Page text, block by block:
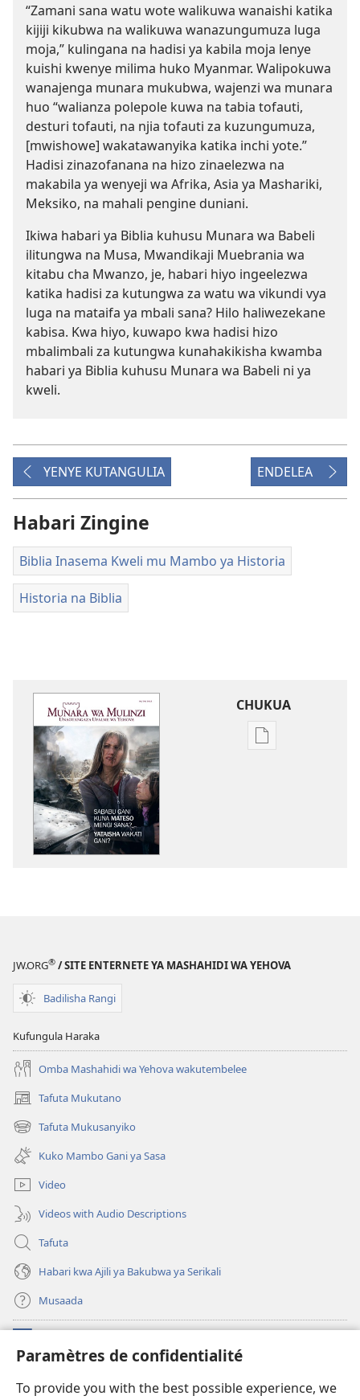
Paramètres de confidentialité
To provide you with the best possible experience, we
“Zamani sana watu wote walikuwa wanaishi katika
kijiji kikubwa na walikuwa wanazungumuza luga
moja,” kulingana na hadisi ya kabila moja lenye
kuishi kwenye milima huko Myanmar. Walipokuwa
wanajenga munara mukubwa, wajenzi wa munara
huo “walianza polepole kuwa na tabia tofauti,
desturi tofauti, na njia tofauti za kuzungumuza,
[mwishowe] wakatawanyika katika inchi yote.”
Hadisi zinazofanana na hizo zinaelezwa na
makabila ya wenyeji wa Afrika, Asia ya Mashariki,
Meksiko, na mahali pengine duniani.
Ikiwa habari ya Biblia kuhusu Munara wa Babeli
ilitungwa na Musa, Mwandikaji Muebrania wa
kitabu cha Mwanzo, je, habari hiyo ingeelezwa
katika hadisi za kutungwa za watu wa vikundi vya
luga na mataifa ya mbali sana? Hilo haliwezekane
kabisa. Kwa hiyo, kuwapo kwa hadisi hizo
mbalimbali za kutungwa kunahakikisha kwamba
habari ya Biblia kuhusu Munara wa Babeli ni ya
kweli.
YENYE KUTANGULIA ENDELEA
Habari Zingine
Biblia Inasema Kweli mu Mambo ya Historia
Historia na Biblia
CHUKUA
Njia
Gani
Yataisha
JW.ORG® / SITE ENTERNETE YA MASHAHIDI WA YEHOVA
Badilisha Rangi
Kufungula Haraka
Omba Mashahidi wa Yehova wakutembelee
Tafuta Mukutano
(opens
new
window)
Tafuta Mukusanyiko
(opens
new
window)
Kuko Mambo Gani ya Sasa
Video
Videos with Audio Descriptions
Tafuta
Habari kwa Ajili ya Bakubwa ya Serikali
Musaada
(opens
new
Maktaba ku Enternete
(opens